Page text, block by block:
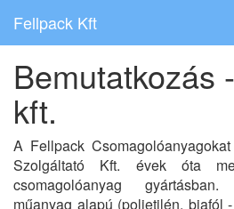
Fellpack Kft
Bemutatkozás
kft.
A Fellpack
Szolgáltató Kft. évek óta
csomagolóanyag
műanyag alapú (polietilén, biafól